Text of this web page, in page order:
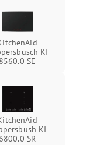
KI
8560.0 SE
KI
6800.0 SR